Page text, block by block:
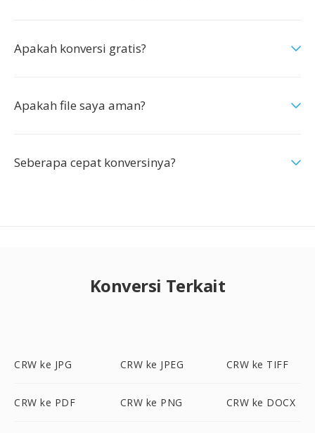
Apakah konversi gratis?
Apakah file saya aman?
Seberapa cepat konversinya?
Konversi Terkait
CRW ke JPG CRW ke JPEG CRW ke TIFF
CRW ke PDF CRW ke PNG CRW ke DOCX